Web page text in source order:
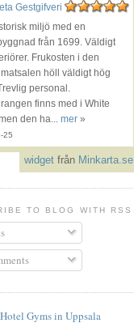
Gestgifveri
miljö med en
från 1699. Väldigt
Frukosten i den
höll väldigt hög
personal.
finns med i White
den ha... mer »
25
widget från Minkarta.se
TO BLOG WITH RSS
Gyms in Uppsala